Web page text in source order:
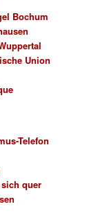
Bochum
Union
Telefon
quer